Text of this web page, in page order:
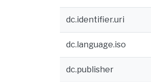
dc.identifier.uri
dc.language.iso
dc.publisher